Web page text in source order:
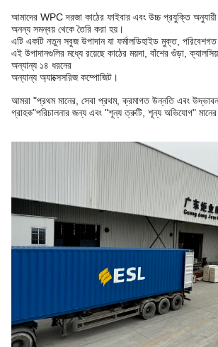
আমাদের WPC দরজা কাঠের ফাইবার এবং উচ্চ প্রযুক্তি
অনন্য সমন্বয় থেকে তৈরি করা হয়।
এটি একটি নতুন সবুজ উপাদান যা ফর্মালডিহাইড মুক্ত, পরিবেশগত
এই উপাদানগুলির মধ্যে রয়েছে কাঠের ময়দা, বাঁশের গুঁড়া,
অন্যান্য ১৪ ধরনের
অন্যান্য অ্যাক্সেসরিজ কম্পোজিট।
আমরা "প্রথম মানের, সেবা প্রথম, ক্রমাগত উন্নতি এবং উদ্ভাবন
গ্রাহক"পরিচালনার জন্য এবং "শূন্য ত্রুটি, শূন্য অভিযোগ" মানের